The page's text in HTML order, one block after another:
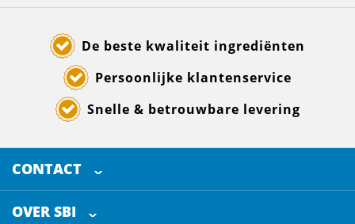
De beste kwaliteit ingrediënten
Persoonlijke klantenservice
Snelle & betrouwbare levering
CONTACT
SELECTED BREWING INGREDIENTS
Doornhoek 3880
OVER SBI